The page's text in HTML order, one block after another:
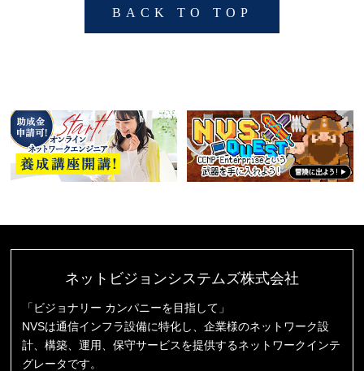
BACK TO TOP
ネットビジョンシステムズ株式会社
「ビジョナリー カンパニーを目指して」
NVSは通信インフラ設備に特化し、企業様のネットワーク設
計、構築、運用、保守サービスを提供するネットワークインテ
グレータです。